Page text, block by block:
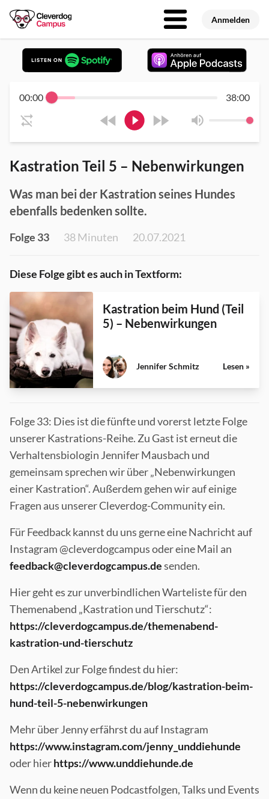
Anmelden
Kastration Teil 5 – Nebenwirkungen
Was man bei der Kastration seines Hundes
ebenfalls bedenken sollte.
Folge 33 38 Minuten 20.07.2021
Diese Folge gibt es auch in Textform:
Kastration beim Hund (Teil
5) – Nebenwirkungen
Jennifer Schmitz Lesen »
Folge 33: Dies ist die fünfte und vorerst letzte Folge
unserer Kastrations-Reihe. Zu Gast ist erneut die
Verhaltensbiologin Jennifer Mausbach und
gemeinsam sprechen wir über „Nebenwirkungen
einer Kastration“. Außerdem gehen wir auf einige
Fragen aus unserer Cleverdog-Community ein.
Für Feedback kannst du uns gerne eine Nachricht auf
Instagram @cleverdogcampus oder eine Mail an
feedback@cleverdogcampus.desenden.
Hier geht es zur unverbindlichen Warteliste für den
Themenabend „Kastration und Tierschutz“:
https://cleverdogcampus.de/themenabend-
kastration-und-tierschutz
Den Artikel zur Folge findest du hier:
https://cleverdogcampus.de/blog/kastration-beim-
hund-teil-5-nebenwirkungen
Mehr über Jenny erfährst du auf Instagram
https://www.instagram.com/jenny_unddiehunde
oder hierhttps://www.unddiehunde.de
Wenn du keine neuen Podcastfolgen, Talks und Events
00:00 38:00